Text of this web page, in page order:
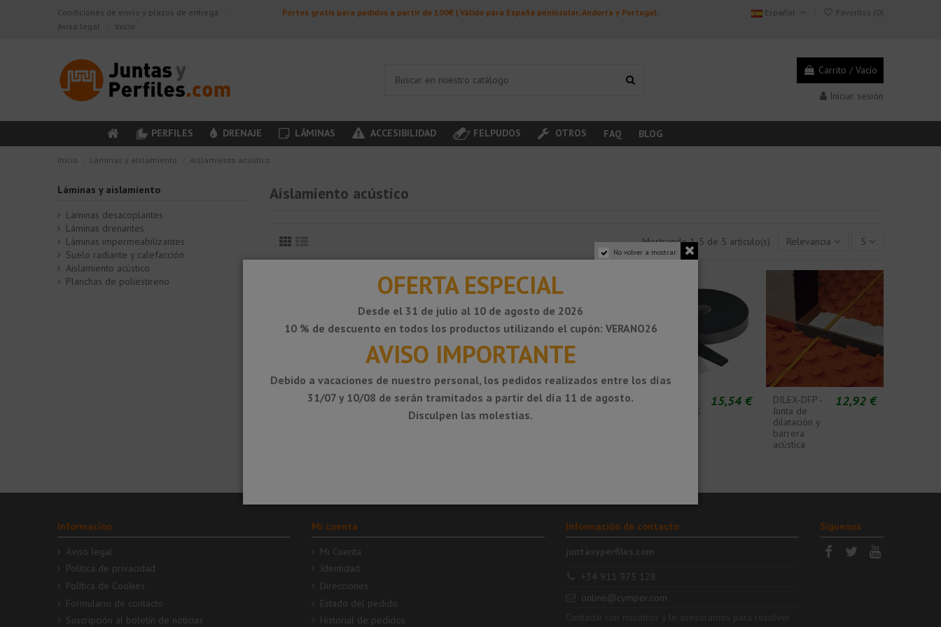
Condiciones de envío y plazos de entrega
Aviso legal
Inicio
Portes gratis para pedidos a partir de 100€ | Válido para España peninsular, Andorra y Portugal. Español Favoritos (0)
Carrito / Vacío
Iniciar sesión
PERFILES DRENAJE LÁMINAS ACCESIBILIDAD FELPUDOS OTROS FAQ BLOG
Inicio Láminas y aislamiento Aislamiento acústico
Aislamiento acústico
Mostrando 1-5 de 5 artículo(s) Relevancia 5
12,18 €
DITRA-
SOUND -
Lámina de
12,56 €
DITRA-
SOUND-KB -
Banda de
16,41 €
SOUND-RSK
15,54 €
DILEX-DFP -
Junta de
dilatación y
barrera
acústica
12,92 €
Láminas y aislamiento
Laminas desacoplantes
Láminas drenantes
Láminas impermeabilizantes
Suelo radiante y calefacción
Aislamiento acústico
Planchas de poliestireno
Información
Aviso legal
Política de privacidad
Política de Cookies
Formulario de contacto
Suscripción al boletín de noticias
Mi cuenta
Mi Cuenta
Identidad
Direcciones
Estado del pedido
Historial de pedidos
Información de contacto
+34 911 975 128
online@cymper.com
Síguenos
No volver a mostrar.
OFERTA ESPECIAL
Desde el 31 de julio al 10 de agosto de 2026
10 % de descuento en todos los productos utilizando el cupón: VERANO26
AVISO IMPORTANTE
Debido a vacaciones de nuestro personal, los pedidos realizados entre los días
31/07 y 10/08 de serán tramitados a partir del día 11 de agosto.
Disculpen las molestias.